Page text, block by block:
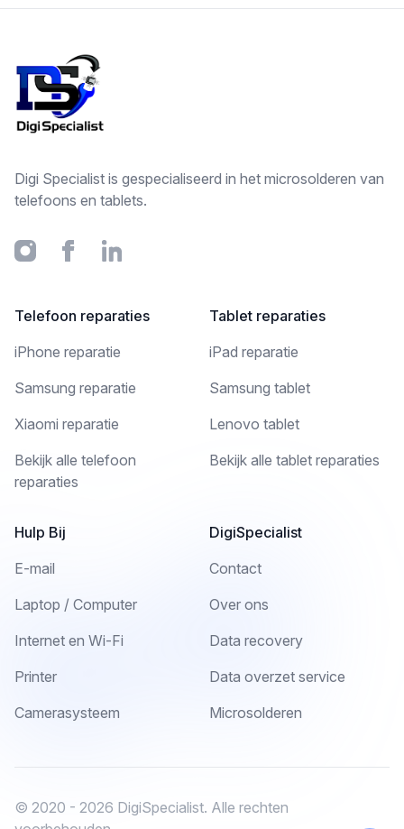
Digi Specialist is gespecialiseerd in het microsolderen van
telefoons en tablets.
InstagramFacebookLinkedin
Telefoon reparaties
iPhone reparatie
Samsung reparatie
Xiaomi reparatie
Bekijk alle telefoon
reparaties
Tablet reparaties
iPad reparatie
Samsung tablet
Lenovo tablet
Bekijk alle tablet reparaties
Hulp Bij
E-mail
Laptop / Computer
Internet en Wi-Fi
Printer
Camerasysteem
DigiSpecialist
Contact
Over ons
Data recovery
Data overzet service
Microsolderen
© 2020 - 2026 DigiSpecialist. Alle rechten